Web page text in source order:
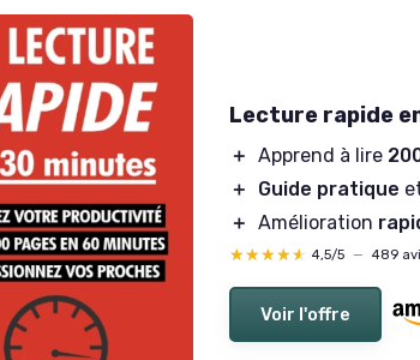
Lecture rapide
＋ Apprend à lire
＋
Guide pratique
＋ Amélioration
★★★★★
★★★★★ 4,5/5 — 489
Voir l'offre